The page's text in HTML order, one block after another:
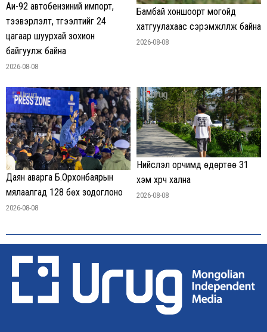
Аи-92 автобензиний импорт,
тээвэрлэлт, түгээлтийг 24
цагаар шуурхай зохион
байгуулж байна
2026-08-08
Бамбай хоншоорт могойд
хатгуулахаас сэрэмжлүүлж байна
2026-08-08
Даян аварга Б.Орхонбаярын
мялаалгад 128 бөх зодоглоно
2026-08-08
Нийслэл орчимд өдөртөө 31
хэм хүрч хална
2026-08-08